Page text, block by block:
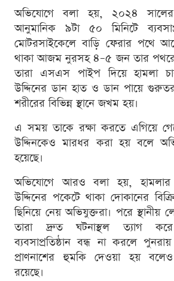
অভিযোগে বলা হয়, ২০২৪
আনুমানিক ৯টা ৫০ মিনিটে
মোটরসাইকেলে বাড়ি ফেরার পথে
থাকা আজম নুরসহ ৪–৫ জন তার
তারা এসএস পাইপ দিয়ে হামলা
উদ্দিনের ডান হাত ও ডান পায়ে
শরীরের বিভিন্ন স্থানে জখম হয়।
এ সময় তাকে রক্ষা করতে এগিয়ে
উদ্দিনকেও মারধর করা হয় বলে
হয়েছে।
অভিযোগে আরও বলা হয়, হামলার
উদ্দিনের পকেটে থাকা দোকানের
ছিনিয়ে নেয় অভিযুক্তরা। পরে
তারা দ্রুত ঘটনাস্থল ত্যাগ
ব্যবসাপ্রতিষ্ঠান বন্ধ না করলে
প্রাণনাশের হুমকি দেওয়া হয়
রয়েছে।